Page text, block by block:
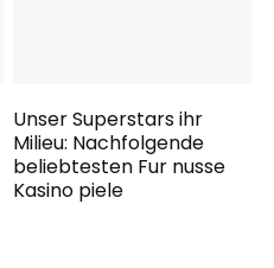
Unser Superstars ihr
Milieu: Nachfolgende
beliebtesten Fur nusse
Kasino piele